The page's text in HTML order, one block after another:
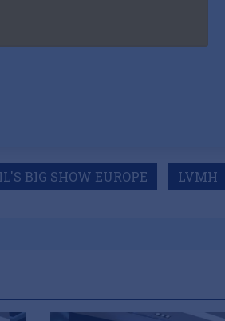
BIG SHOW EUROPE LVMH